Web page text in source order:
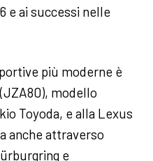
e ai successi nelle
più moderne è
modello
Toyoda, e alla Lexus
anche attraverso
e